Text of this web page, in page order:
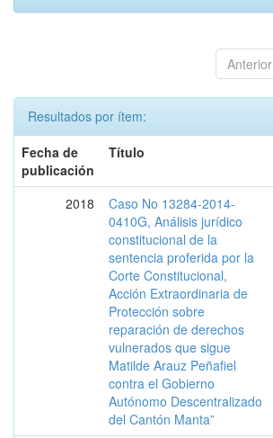
Anterior
Resultados por ítem:
Fecha de
publicación
Título
2018
Caso No 13284-2014-
0410G, Análisis jurídico
constitucional de la
sentencia proferida por la
Corte Constitucional,
Acción Extraordinaria de
Protección sobre
reparación de derechos
vulnerados que sigue
Matilde Arauz Peñafiel
contra el Gobierno
Autónomo Descentralizado
del Cantón Manta”